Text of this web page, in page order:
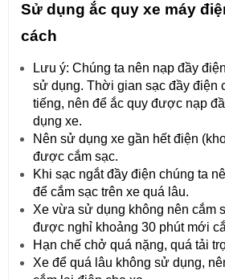
Sử dụng ắc quy xe máy
cách
Lưu ý: Chúng ta nên nạp đầy
sử dụng. Thời gian sạc đầy điện
tiếng, nên để ắc quy được nạp
dụng xe.
Nên sử dụng xe gần hết điện
được cắm sạc.
Khi sạc ngắt đầy điện chúng ta
để cắm sạc trên xe quá lâu.
Xe vừa sử dụng không nên cắm
được nghỉ khoảng 30 phút mới
Hạn chế chở quá nặng, quá tải
Xe để quá lâu không sử dụng,